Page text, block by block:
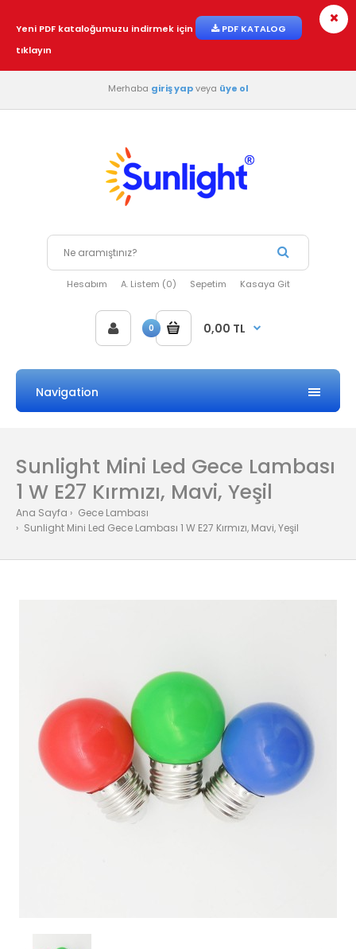
Yeni PDF kataloğumuzu indirmek için
PDF KATALOG
tıklayın
Merhaba giriş yapveya üye ol
Hesabım A. Listem (0) Sepetim Kasaya Git
0 0,00 TL
Navigation
Sunlight Mini Led Gece Lambası
1 W E27 Kırmızı, Mavi, Yeşil
Ana Sayfa
Gece Lambası
Sunlight Mini Led Gece Lambası 1 W E27 Kırmızı, Mavi, Yeşil